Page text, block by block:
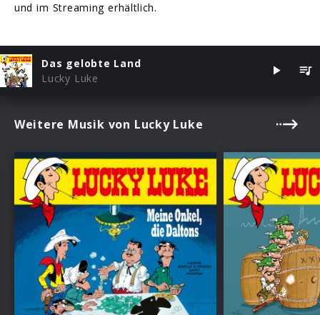
und im Streaming erhältlich.
Das gelobte Land
Lucky Luke
Weitere Musik von Lucky Luke